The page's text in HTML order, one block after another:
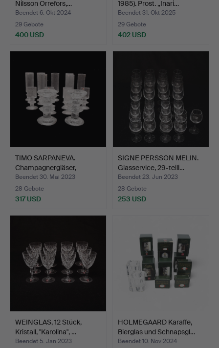
Nilsson Orrefors,…
Beendet 6. Okt 2024
29 Gebote
400 USD
1985). Prost. „Inari…
Beendet 31. Okt 2025
29 Gebote
402 USD
TIMO SARPANEVA.
Champagnergläser,
„Senator…
Beendet 30. Mai 2023
28 Gebote
317 USD
SIGNE PERSSON MELIN.
Glasservice, 29-teili…
Beendet 23. Jun 2023
28 Gebote
253 USD
WEINGLAS, 12 Stück,
Kristall, "Karolina", …
Beendet 5. Jan 2023
HOLMEGAARD Karaffe,
Bierglas und Schnapsgl…
Beendet 10. Nov 2024